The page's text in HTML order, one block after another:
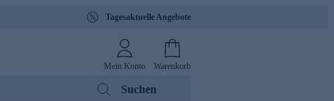
Tagesaktuelle Angebote
Mein Konto Warenkorb
Suchen